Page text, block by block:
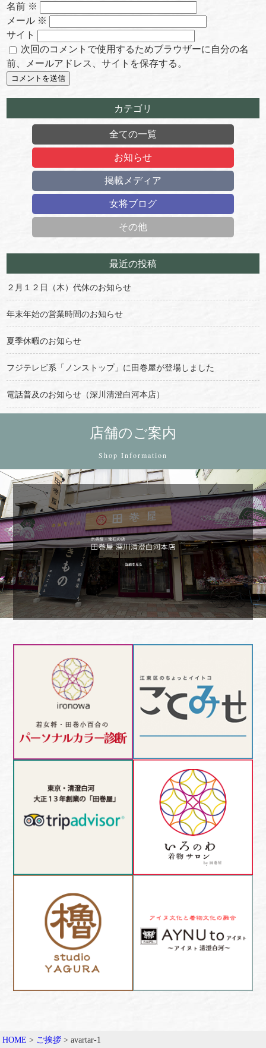
名前 ※
メール ※
サイト
次回のコメントで使用するためブラウザーに自分の名
前、メールアドレス、サイトを保存する。
カテゴリ
全ての一覧
お知らせ
掲載メディア
女将ブログ
その他
最近の投稿
２月１２日（木）代休のお知らせ
年末年始の営業時間のお知らせ
夏季休暇のお知らせ
フジテレビ系「ノンストップ」に田巻屋が登場しました
電話普及のお知らせ（深川清澄白河本店）
店舗のご案内
Shop Information
HOME > ご挨拶 >avartar-1